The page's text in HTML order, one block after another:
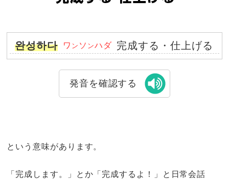
완성하다 ワ ン ソ ンハダ 完成する・仕上げる
発音を確認する
という意味があります。
「完成します。」とか「完成するよ！」と日常会話